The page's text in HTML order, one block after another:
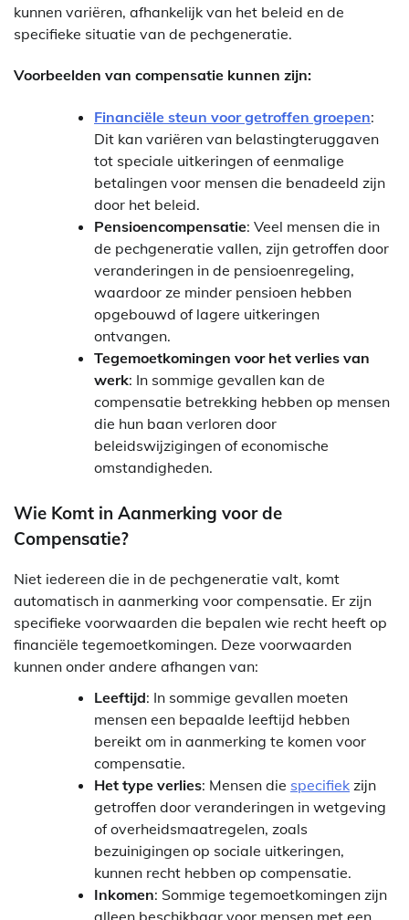
kunnen variëren, afhankelijk van het beleid en de
specifieke situatie van de pechgeneratie.
Voorbeelden van compensatie kunnen zijn:
Financiële steun voor getroffen groepen:
Dit kan variëren van belastingteruggaven
tot speciale uitkeringen of eenmalige
betalingen voor mensen die benadeeld zijn
door het beleid.
Pensioencompensatie: Veel mensen die in
de pechgeneratie vallen, zijn getroffen door
veranderingen in de pensioenregeling,
waardoor ze minder pensioen hebben
opgebouwd of lagere uitkeringen
ontvangen.
Tegemoetkomingen voor het verlies van
werk: In sommige gevallen kan de
compensatie betrekking hebben op mensen
die hun baan verloren door
beleidswijzigingen of economische
omstandigheden.
Wie Komt in Aanmerking voor de
Compensatie?
Niet iedereen die in de pechgeneratie valt, komt
automatisch in aanmerking voor compensatie. Er zijn
specifieke voorwaarden die bepalen wie recht heeft op
financiële tegemoetkomingen. Deze voorwaarden
kunnen onder andere afhangen van:
Leeftijd: In sommige gevallen moeten
mensen een bepaalde leeftijd hebben
bereikt om in aanmerking te komen voor
compensatie.
Het type verlies: Mensen die specifiek zijn
getroffen door veranderingen in wetgeving
of overheidsmaatregelen, zoals
bezuinigingen op sociale uitkeringen,
kunnen recht hebben op compensatie.
Inkomen: Sommige tegemoetkomingen zijn